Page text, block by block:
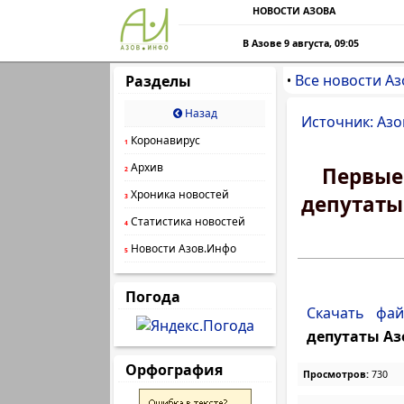
НОВОСТИ АЗОВА
В Азове 9 августа, 09:05
Разделы
Назад
1 Коронавирус
2 Архив
3 Хроника новостей
4 Статистика новостей
5 Новости Азов.Инфо
Погода
Орфография
• Все новости
Источник:
Скачать
депутаты
Просмотров: 730